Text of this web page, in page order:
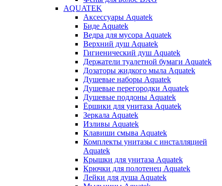
AQUATEK
Аксессуары Aquatek
Биде Aquatek
Ведра для мусора Aquatek
Верхний душ Aquatek
Гигиенический душ Aquatek
Держатели туалетной бумаги Aquatek
Дозаторы жидкого мыла Aquatek
Душевые наборы Aquatek
Душевые перегородки Aquatek
Душевые поддоны Aquatek
Ёршики для унитаза Aquatek
Зеркала Aquatek
Изливы Aquatek
Клавиши смыва Aquatek
Комплекты унитазы с инсталляцией
Aquatek
Крышки для унитаза Aquatek
Крючки для полотенец Aquatek
Лейки для душа Aquatek